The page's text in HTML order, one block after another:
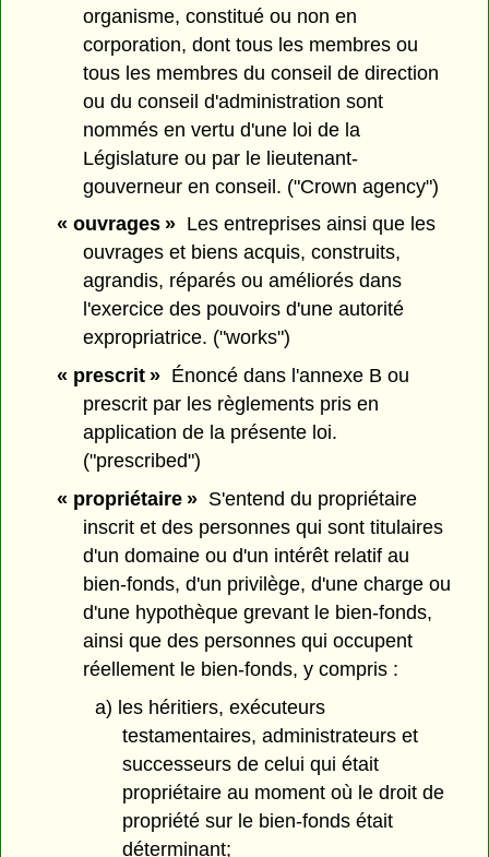
organisme, constitué ou non en
corporation, dont tous les membres ou
tous les membres du conseil de direction
ou du conseil d'administration sont
nommés en vertu d'une loi de la
Législature ou par le lieutenant-
gouverneur en conseil. ("Crown agency")
« ouvrages »Les entreprises ainsi que les
ouvrages et biens acquis, construits,
agrandis, réparés ou améliorés dans
l'exercice des pouvoirs d'une autorité
expropriatrice. ("works")
« prescrit »Énoncé dans l'annexe B ou
prescrit par les règlements pris en
application de la présente loi.
("prescribed")
« propriétaire »S'entend du propriétaire
inscrit et des personnes qui sont titulaires
d'un domaine ou d'un intérêt relatif au
bien-fonds, d'un privilège, d'une charge ou
d'une hypothèque grevant le bien-fonds,
ainsi que des personnes qui occupent
réellement le bien-fonds, y compris :
a) les héritiers, exécuteurs
testamentaires, administrateurs et
successeurs de celui qui était
propriétaire au moment où le droit de
propriété sur le bien-fonds était
déterminant;